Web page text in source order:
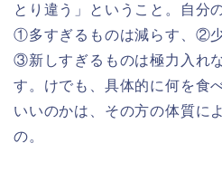
とり違う」ということ。自分
①多すぎるものは減らす、②少
③新しすぎるものは極力入れ
す。けでも、具体的に何を食
いいのかは、その方の体質に
の。